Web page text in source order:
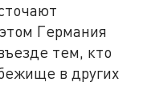
Германия
тем, кто
в других